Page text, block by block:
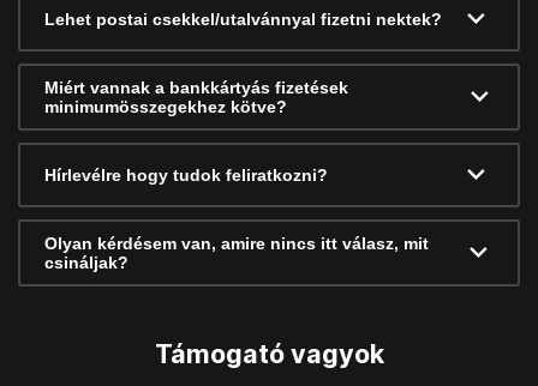
Lehet postai csekkel/utalvánnyal fizetni nektek?
Miért vannak a bankkártyás fizetések
minimumösszegekhez kötve?
Hírlevélre hogy tudok feliratkozni?
Olyan kérdésem van, amire nincs itt válasz, mit
csináljak?
Támogató vagyok